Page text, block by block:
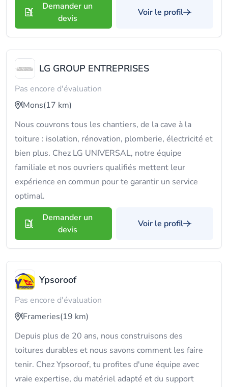
Demander un
devis
Voir le profil
LG GROUP ENTREPRISES
Pas encore d'évaluation
Mons(17 km)
Nous couvrons tous les chantiers, de la cave à la
toiture : isolation, rénovation, plomberie, électricité et
bien plus. Chez LG UNIVERSAL, notre équipe
familiale et nos ouvriers qualifiés mettent leur
expérience en commun pour te garantir un service
optimal.
Demander un
devis
Voir le profil
Ypsoroof
Pas encore d'évaluation
Frameries(19 km)
Depuis plus de 20 ans, nous construisons des
toitures durables et nous savons comment les faire
tenir. Chez Ypsoroof, tu profites d'une équipe avec
vraie expertise, du matériel adapté et du support